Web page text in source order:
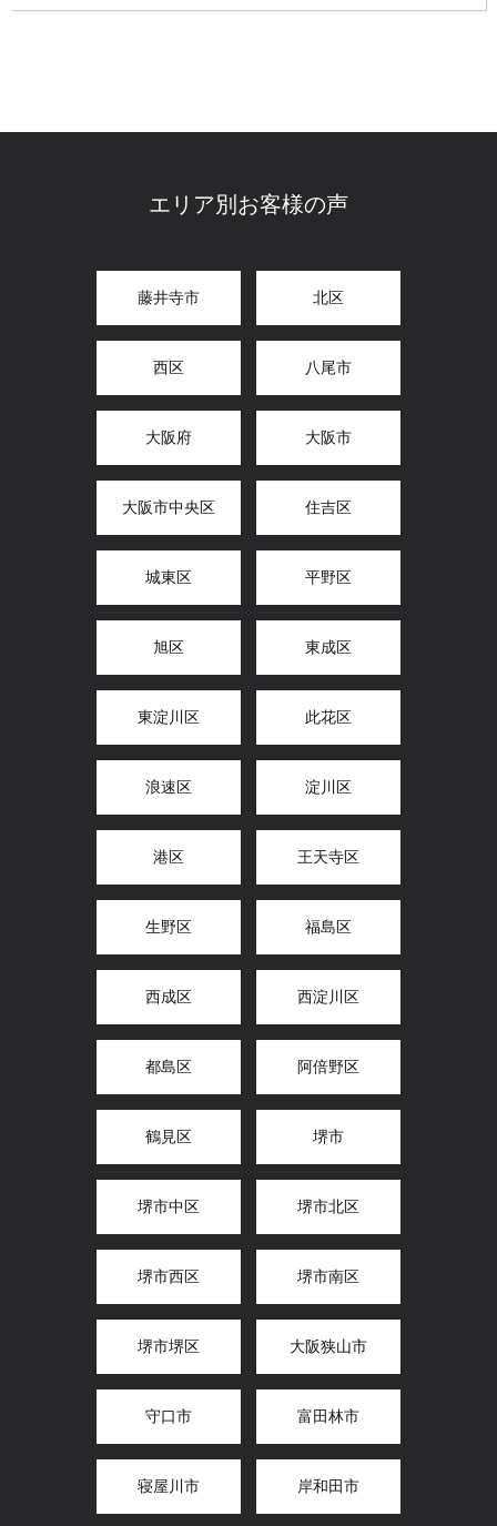
エリア別お客様の声
藤井寺市 北区
西区 八尾市
大阪府 大阪市
大阪市中央区 住吉区
城東区 平野区
旭区 東成区
東淀川区 此花区
浪速区 淀川区
港区 王天寺区
生野区 福島区
西成区 西淀川区
都島区 阿倍野区
鶴見区 堺市
堺市中区 堺市北区
堺市西区 堺市南区
堺市堺区 大阪狭山市
守口市 富田林市
寝屋川市 岸和田市